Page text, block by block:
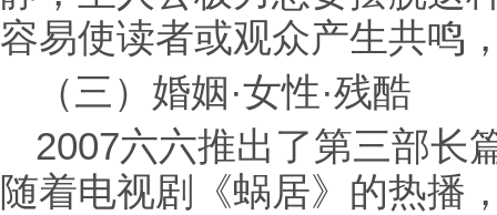
容易使读者或观众产生共鸣
（三）婚姻·女性·残酷
2007六六推出了第三部长
随着电视剧《蜗居》的热播